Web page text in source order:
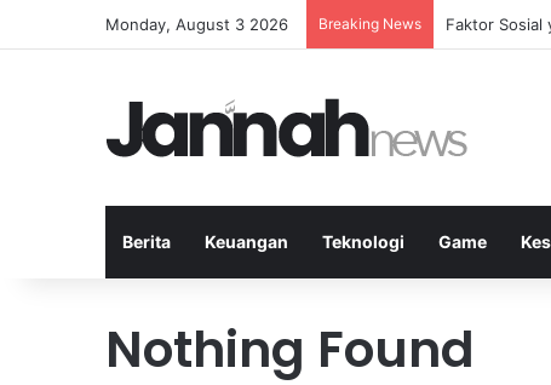
Monday, August 3 2026 Breaking News Faktor Sosial
Berita Keuangan Teknologi Game
Nothing Found